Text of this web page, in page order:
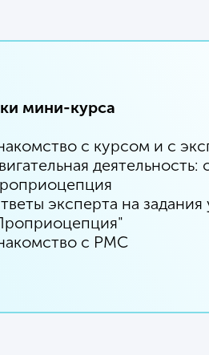
мини-курса
с курсом и с
эксперта на задания
с РМС